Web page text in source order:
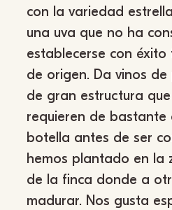
con la variedad
una uva que no ha
establecerse con
de origen. Da vinos
de gran estructura
requieren de bastante
botella antes de ser
hemos plantado en la
de la finca donde a
madurar. Nos gusta